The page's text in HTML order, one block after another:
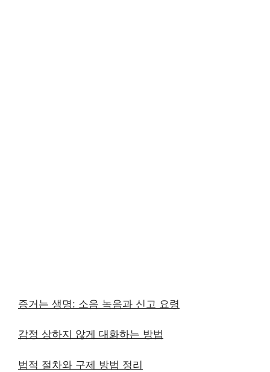
증거는 생명: 소음 녹음과 신고 요령
감정 상하지 않게 대화하는 방법
법적 절차와 구제 방법 정리